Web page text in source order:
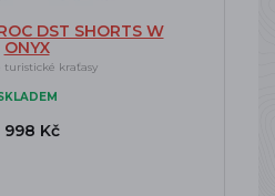
DST SHORTS W
ONYX
turistické kraťasy
998 Kč